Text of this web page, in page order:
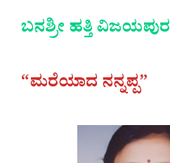
ಬನಶ್ರೀ ಹತ್ತಿ ವಿಜಯಪುರ
“ಮರೆಯಾದ ನನ್ನಪ್ಪ”